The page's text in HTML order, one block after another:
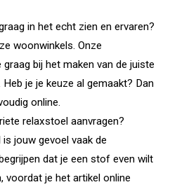
in het echt zien en ervaren?
woonwinkels. Onze
bij het maken van de juiste
je je keuze al gemaakt? Dan
online.
relaxstoel aanvragen?
jouw gevoel vaak de
dat je een stof even wilt
voordat je het artikel online